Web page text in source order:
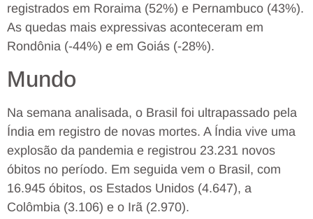
registrados em Roraima (52%) e Pernambuco (43%).
As quedas mais expressivas aconteceram em
Rondônia (-44%) e em Goiás (-28%).
Mundo
Na semana analisada, o Brasil foi ultrapassado pela
Índia em registro de novas mortes. A Índia vive uma
explosão da pandemia e registrou 23.231 novos
óbitos no período. Em seguida vem o Brasil, com
16.945 óbitos, os Estados Unidos (4.647), a
Colômbia (3.106) e o Irã (2.970).